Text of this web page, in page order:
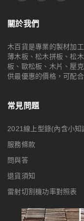
關於我們
木百貨是專業的製材加
薄木板、松木拼板、松
板、歐松板、木片、壓
供最優惠的價格，可配
常見問題
2021線上型錄(內含小知
服務條款
問與答
退貨須知
雷射切割機功率對照表